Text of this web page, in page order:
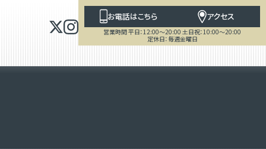
お電話はこちら アクセス
営業時間 平日：12:00～20:00 土日祝：10:00～20:00
定休日：毎週金曜日